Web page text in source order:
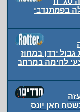
בפמתנדבי
ירדן במחוז
לחימה במרחב
חאן יונס